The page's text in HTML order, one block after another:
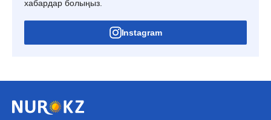
хабардар болыңыз.
Instagram